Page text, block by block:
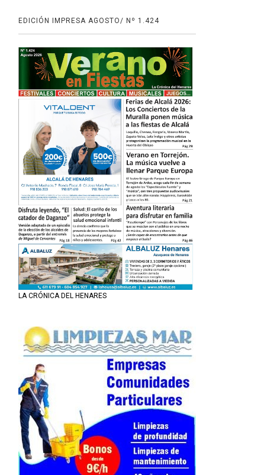
EDICIÓN IMPRESA AGOSTO/ Nº 1.424
LA CRÓNICA DEL HENARES